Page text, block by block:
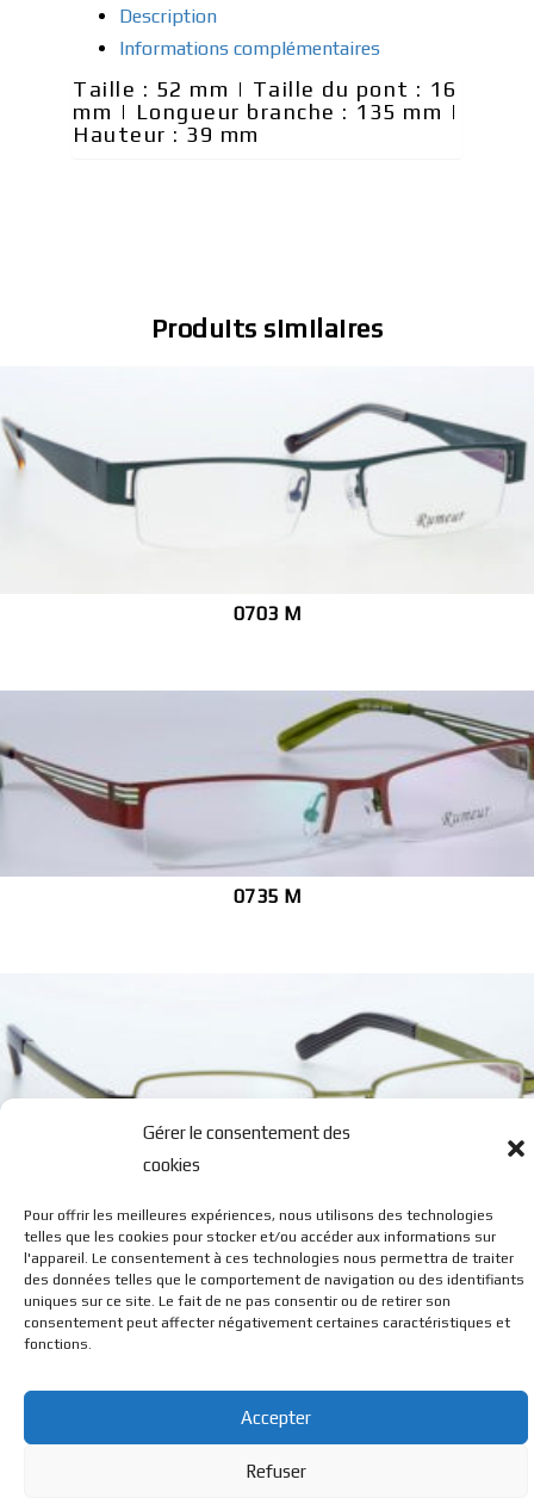
Gérer le consentement des
cookies
Pour offrir les meilleures expériences, nous utilisons des technologies
telles que les cookies pour stocker et/ou accéder aux informations sur
l'appareil. Le consentement à ces technologies nous permettra de traiter
des données telles que le comportement de navigation ou des identifiants
uniques sur ce site. Le fait de ne pas consentir ou de retirer son
consentement peut affecter négativement certaines caractéristiques et
fonctions.
Accepter
Refuser
Description
Informations complémentaires
Taille : 52 mm | Taille du pont : 16
mm | Longueur branche : 135 mm |
Hauteur : 39 mm
Produits similaires
0703 M
0735 M
0710 M
© BL Optique - 22 Rue de la Cueille - 39170 Lavans Les St